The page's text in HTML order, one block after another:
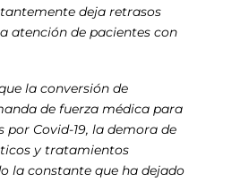
deja retrasos
atención de pacientes con
la conversión de
de fuerza médica para
Covid-19, la demora de
y tratamientos
la constante que ha dejado